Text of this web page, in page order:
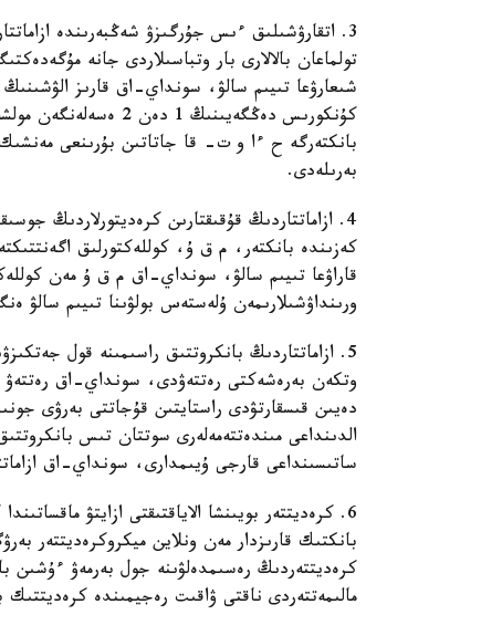
3. اتقارۋشىلىق ءىس جۇرگىزۋ شەڭبەرىندە
تولماعان بالالارى بار وتباسىلاردى جانە
شىعارۋعا تىيىم سالۋ، سونداي-اق قارىز
بانكتەرگە ح ءا و ت- قا جاتاتىن بۇرىنعى مەنشىك
بەرىلەدى.
4. ازاماتتاردىڭ قۇقىقتارىن كرەديتورلاردىڭ
كەزىندە بانكتەر، م ق ۇ، كوللەكتورلىق
قاراۋعا تىيىم سالۋ، سونداي-اق م ق ۇ مەن
ورىنداۋشىلارىمەن ۇلەستەس بولۋىنا تىيىم سالۋ
5. ازاماتتاردىڭ بانكروتتىق راسىمىنە قول
دەيىن قىسقارتۋدى راستايتىن قۇجاتتى بەرۋى
الدىنداعى مىندەتتەمەلەرى سوتتان تىس
ساتىسىنداعى قارجى ۇيىمدارى، سونداي-اق
6. كرەديتتەر بويىنشا الاياقتىقتى ازايتۋ
بانكتىك قارىزدار مەن ونلاين ميكروكرەديتتەر
كرەديتتەردىڭ رەسىمدەلۋىنە جول بەرمەۋ
مالىمەتتەردى ناقتى ۋاقىت رەجيمىندە